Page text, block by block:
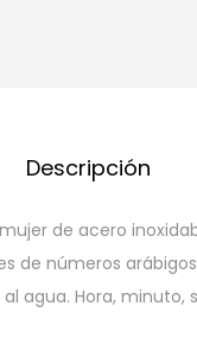
Descripción
de acero
de números
agua. Hora, minuto,